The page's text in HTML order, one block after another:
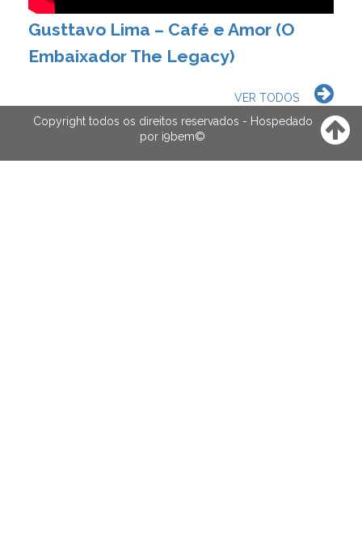
Gusttavo Lima – Café e Amor (O
Embaixador The Legacy)
VER TODOS
Copyright todos os direitos reservados - Hospedado
por i9bem©